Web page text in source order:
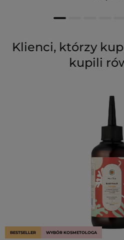
Klienci, którzy
kupili
BESTSELLER WYBÓR KOSMETOLOGA